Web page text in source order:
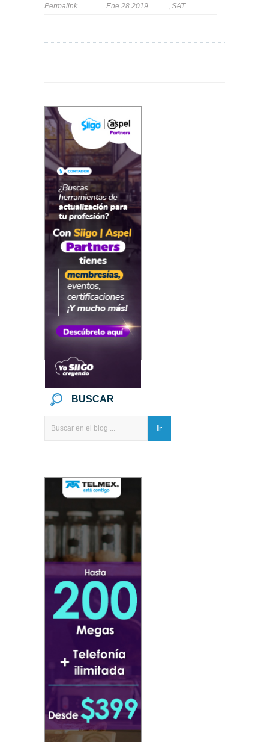
Permalink
Ene 28 2019
, SAT
BUSCAR